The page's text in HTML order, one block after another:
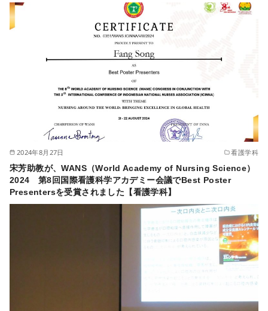
2024年8月27日 看護学科
宋芳助教が、WANS（World Academy of Nursing Science）
2024 第8回国際看護科学アカデミー会議でBest Poster
Presentersを受賞されました【看護学科】